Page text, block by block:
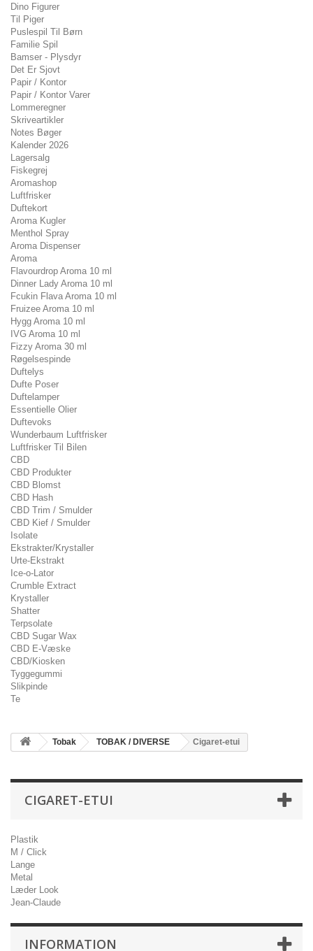
Dino Figurer
Til Piger
Puslespil Til Børn
Familie Spil
Bamser - Plysdyr
Det Er Sjovt
Papir / Kontor
Papir / Kontor Varer
Lommeregner
Skriveartikler
Notes Bøger
Kalender 2026
Lagersalg
Fiskegrej
Aromashop
Luftfrisker
Duftekort
Aroma Kugler
Menthol Spray
Aroma Dispenser
Aroma
Flavourdrop Aroma 10 ml
Dinner Lady Aroma 10 ml
Fcukin Flava Aroma 10 ml
Fruizee Aroma 10 ml
Hygg Aroma 10 ml
IVG Aroma 10 ml
Fizzy Aroma 30 ml
Røgelsespinde
Duftelys
Dufte Poser
Duftelamper
Essentielle Olier
Duftevoks
Wunderbaum Luftfrisker
Luftfrisker Til Bilen
CBD
CBD Produkter
CBD Blomst
CBD Hash
CBD Trim / Smulder
CBD Kief / Smulder
Isolate
Ekstrakter/Krystaller
Urte-Ekstrakt
Ice-o-Lator
Crumble Extract
Krystaller
Shatter
Terpsolate
CBD Sugar Wax
CBD E-Væske
CBD/Kiosken
Tyggegummi
Slikpinde
Te
Tobak TOBAK / DIVERSE Cigaret-etui
CIGARET-ETUI
Plastik
M / Click
Lange
Metal
Læder Look
Jean-Claude
INFORMATION